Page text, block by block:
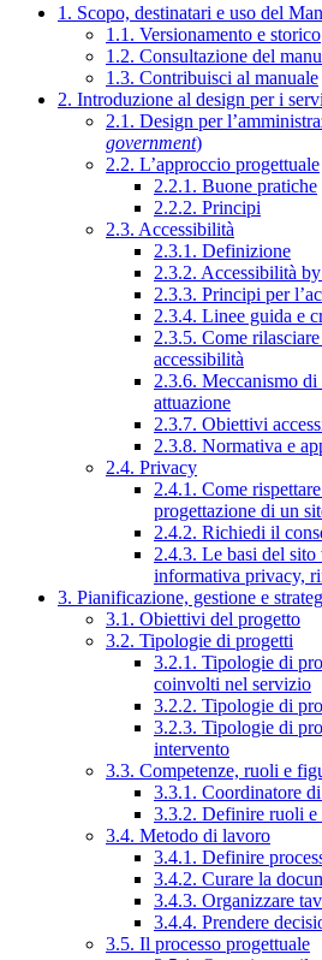
1. Scopo, destinatari e uso del
1.1. Versionamento e storico
1.2. Consultazione del
1.3. Contribuisci al manuale
2. Introduzione al design per i
2.1. Design per
government)
2.2. L’approccio progettuale
2.2.1. Buone pratiche
2.2.2. Principi
2.3. Accessibilità
2.3.1. Definizione
2.3.2. Accessibilità
2.3.3. Principi per
2.3.4. Linee guida e
2.3.5. Come
accessibilità
2.3.6. Meccanismo
attuazione
2.3.7. Obiettivi
2.3.8. Normativa e
2.4. Privacy
2.4.1. Come
progettazione di un
2.4.2. Richiedi il
2.4.3. Le basi del sito
informativa privacy,
3. Pianificazione, gestione e
3.1. Obiettivi del progetto
3.2. Tipologie di progetti
3.2.1. Tipologie di
coinvolti nel servizio
3.2.2. Tipologie di
3.2.3. Tipologie di
intervento
3.3. Competenze, ruoli e
3.3.1. Coordinatore
3.3.2. Definire ruoli e
3.4. Metodo di lavoro
3.4.1. Definire
3.4.2. Curare la
3.4.3. Organizzare
3.4.4. Prendere
3.5. Il processo progettuale